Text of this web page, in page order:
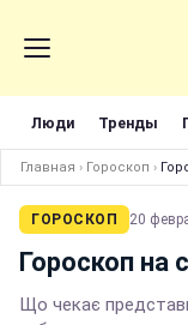
Люди Тренды
Главная › Гороскоп ›
ГОРОСКОП 20
Гороскоп на
Що чекає